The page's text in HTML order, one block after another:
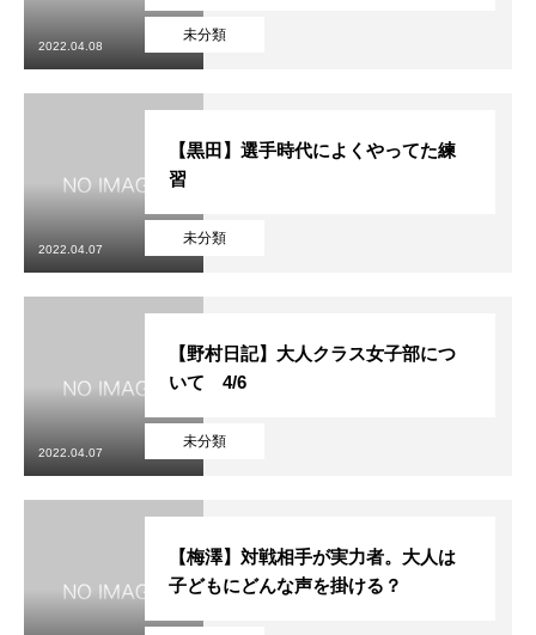
未分類
2022.04.08
未分類
【黒田】選手時代によくやってた練
習
2022.04.07
未分類
【野村日記】大人クラス女子部につ
いて 4/6
2022.04.07
【梅澤】対戦相手が実力者。大人は
子どもにどんな声を掛ける？